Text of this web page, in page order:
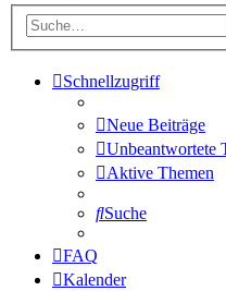
Schnellzugriff
Neue Beiträge
Unbeantwortete
Aktive Themen
Suche
FAQ
Kalender